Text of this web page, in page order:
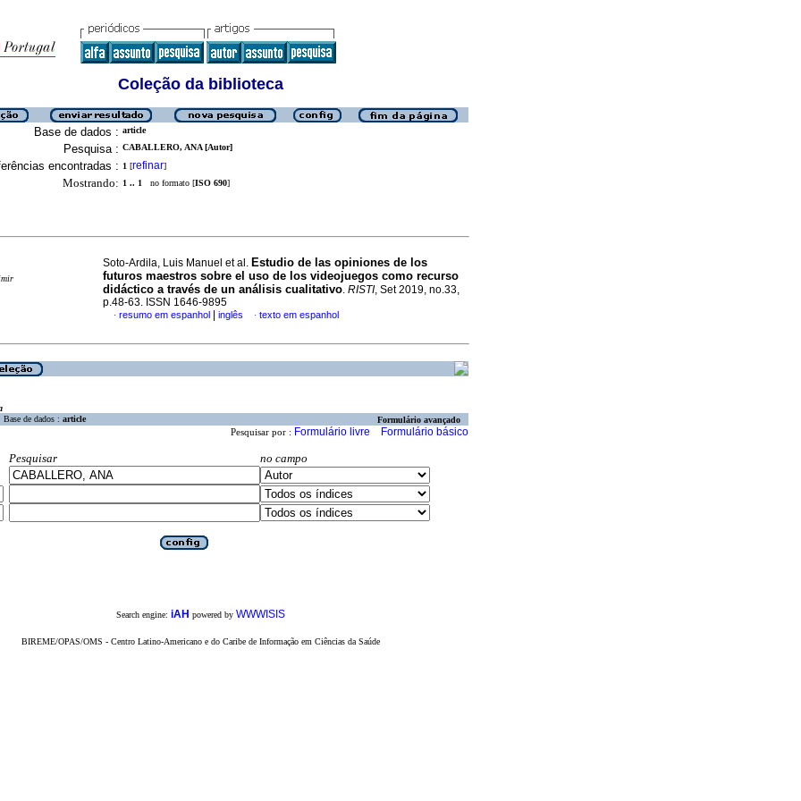
Coleção da biblioteca
Base de dados : article
Pesquisa : CABALLERO, ANA [Autor]
encontradas : 1 [refinar]
Mostrando: 1 .. 1 no formato [ISO 690]
Soto-Ardila, Luis Manuel et al. Estudio de las opiniones de los
futuros maestros sobre el uso de los videojuegos como recurso
didáctico a través de un análisis cualitativo. RISTI, Set 2019, no.33,
p.48-63. ISSN 1646-9895
· resumo em espanhol inglês · texto em espanhol
Base de dados : article Formulário avançado
Pesquisar por : Formulário livre Formulário básico
Pesquisar
no campo
Search engine: iAH powered by WWWISIS
BIREME/OPAS/OMS - Centro Latino-Americano e do Caribe de Informação em Ciências da Saúde